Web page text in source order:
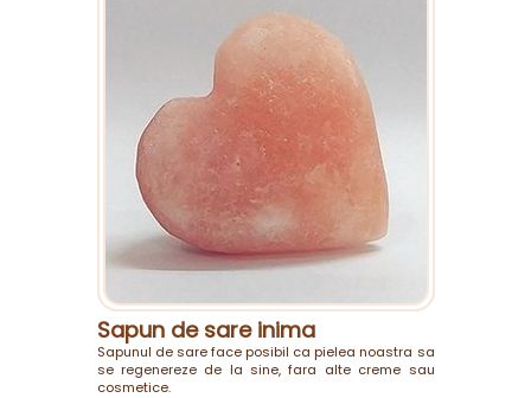
Sapun de sare inima
Sapunul de sare face posibil ca pielea noastra sa
se regenereze de la sine, fara alte creme sau
cosmetice.